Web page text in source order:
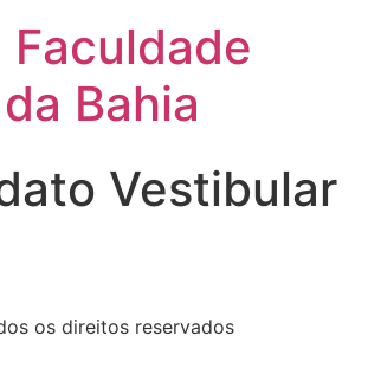
Faculdade
Bahia
Vestibular
os direitos reservados